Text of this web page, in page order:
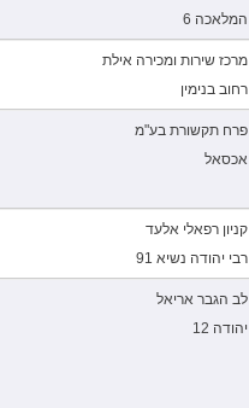
המלאכה 6
מרכז שירות ומכירה אילת
רחוב בנימין
פרח תקשורת בע"מ
אכסאל
קניון רפאלי אלעד
רבי יהודה נשיא 91
לב הגבר אריאל
יהודה 12